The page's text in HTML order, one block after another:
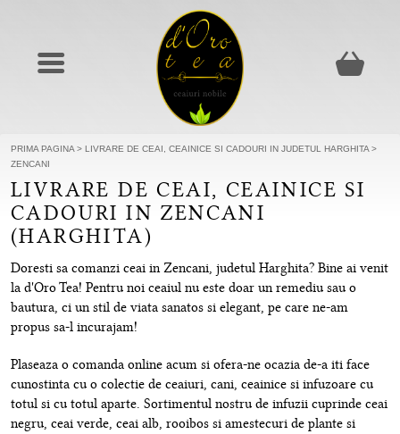
PRIMA PAGINA > LIVRARE DE CEAI, CEAINICE SI CADOURI IN JUDETUL HARGHITA >
ZENCANI
LIVRARE DE CEAI, CEAINICE SI
CADOURI IN ZENCANI
(HARGHITA)
Doresti sa comanzi ceai in Zencani, judetul Harghita? Bine ai venit
la d'Oro Tea! Pentru noi ceaiul nu este doar un remediu sau o
bautura, ci un stil de viata sanatos si elegant, pe care ne-am
propus sa-l incurajam!
Plaseaza o comanda online acum si ofera-ne ocazia de-a iti face
cunostinta cu o colectie de ceaiuri, cani, ceainice si infuzoare cu
totul si cu totul aparte. Sortimentul nostru de infuzii cuprinde ceai
negru, ceai verde, ceai alb, rooibos si amestecuri de plante si